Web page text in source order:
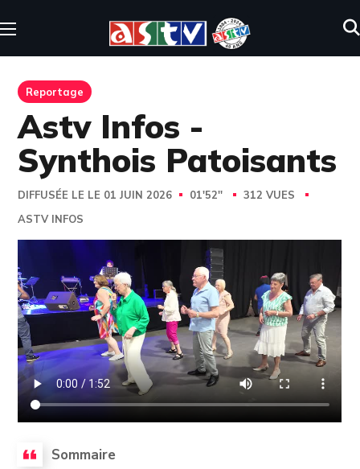
Reportage
Astv Infos -
Synthois Patoisants
DIFFUSÉE LE LE 01 JUIN 2026 01'52''
312 VUES
ASTV INFOS
Sommaire